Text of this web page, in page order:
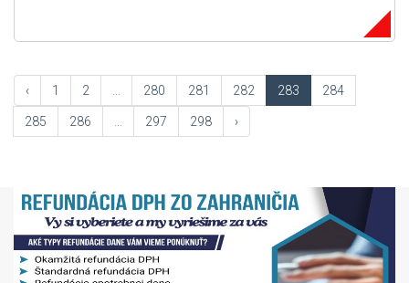
‹ 1 2 280 281 282 283 284
285 286 297 298 ›